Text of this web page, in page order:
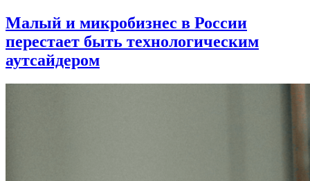
Малый и микробизнес в России
перестает быть технологическим
аутсайдером